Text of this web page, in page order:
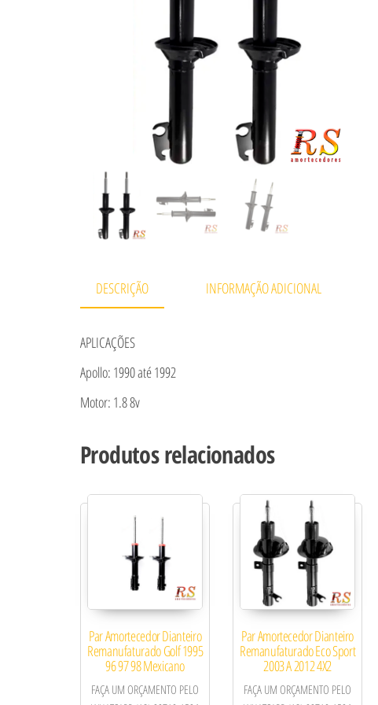
DESCRIÇÃO INFORMAÇÃO ADICIONAL
APLICAÇÕES
Apollo: 1990 até 1992
Motor: 1.8 8v
Produtos relacionados
Par Amortecedor Dianteiro
Remanufaturado Golf 1995
96 97 98 Mexicano
FAÇA UM ORÇAMENTO PELO
Par Amortecedor Dianteiro
Remanufaturado Eco Sport
2003 A 2012 4X2
FAÇA UM ORÇAMENTO PELO